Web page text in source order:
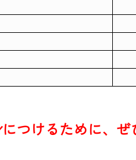
つけるために、